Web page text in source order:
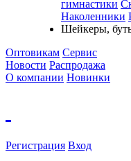
гимнастики
Наколенники
Шейкеры,
Оптовикам Сервис
Новости Распродажа
О компании Новинки
Регистрация Вход